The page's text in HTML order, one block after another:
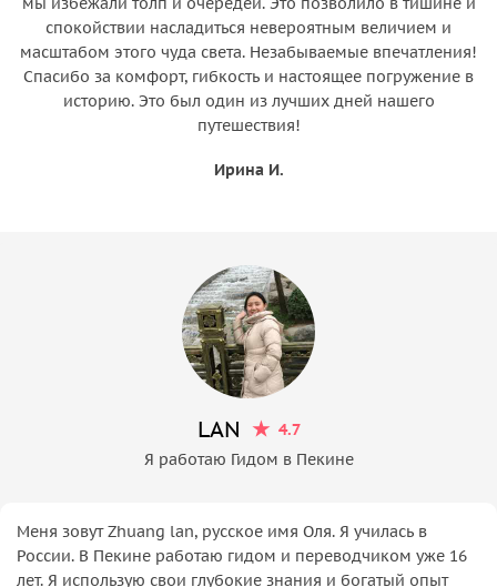
спокойствии насладиться невероятным величием и
масштабом этого чуда света. Незабываемые впечатления!
Спасибо за комфорт, гибкость и настоящее погружение в
историю. Это был один из лучших дней нашего
путешествия!
Ирина И.
LAN
4.7
Я работаю Гидом в Пекине
Меня зовут Zhuang lan, русское имя Оля. Я училась в
России. В Пекине работаю гидом и переводчиком уже 16
лет. Я использую свои глубокие знания и богатый опыт